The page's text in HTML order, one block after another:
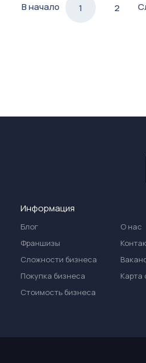
В начало 1 2
Информация
Блог
Франшизы
Сложности бизнеса
Покупка бизнеса
Стоимость бизнеса
О нас
Карта